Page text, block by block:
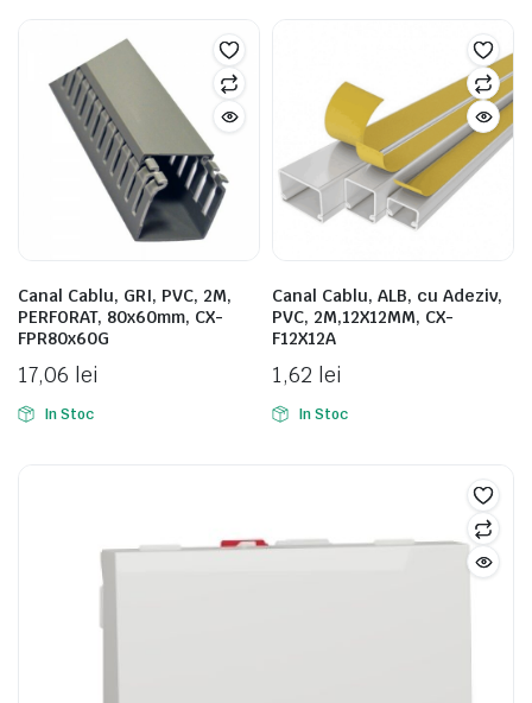
Canal Cablu, GRI, PVC, 2M,
PERFORAT, 80x60mm, CX-
FPR80x60G
17,06 lei
In Stoc
Canal Cablu, ALB, cu Adeziv,
PVC, 2M,12X12MM, CX-
F12X12A
1,62 lei
In Stoc